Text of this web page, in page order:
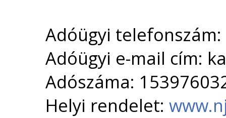
Adóügyi
Adóügyi e-mail cím:
Adószáma:
Helyi rendelet: